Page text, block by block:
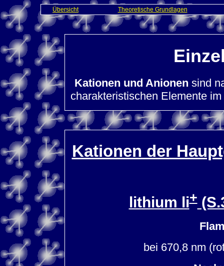
Übersicht Theoretische Grundlagen
Kationen und Anionen sind
charakteristischen Elemente
Kationen der
lithium li+
bei 670,8 nm